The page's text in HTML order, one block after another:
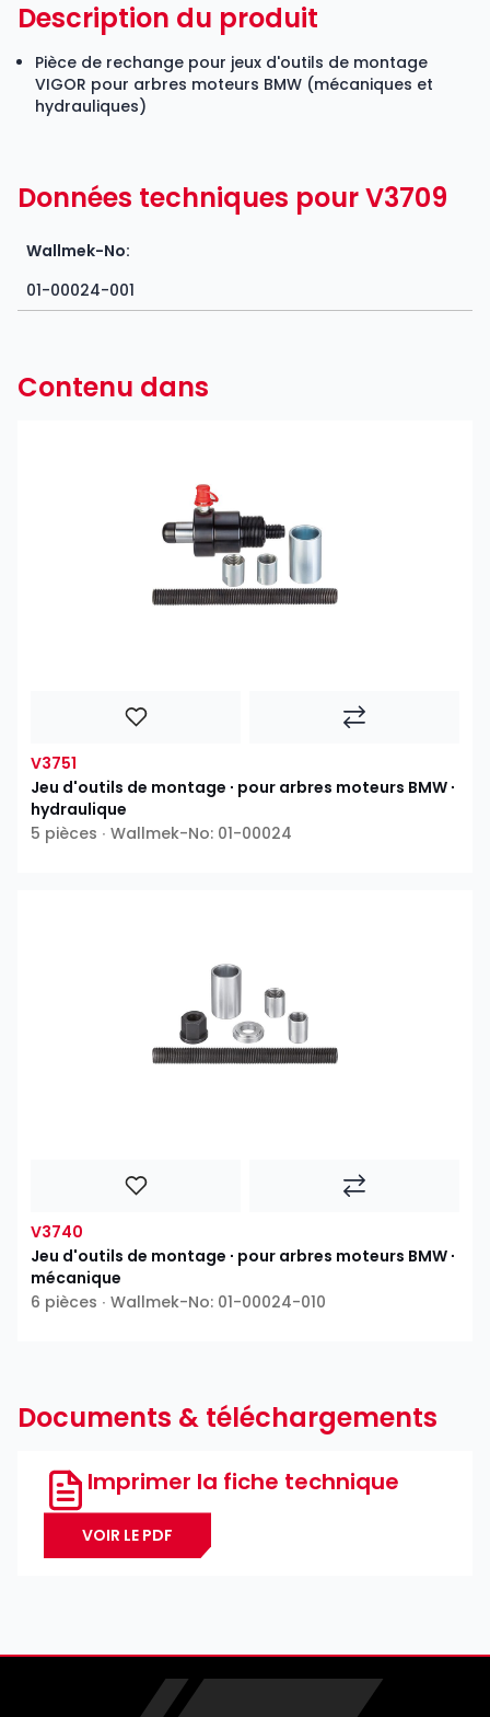
Description du produit
Pièce de rechange pour jeux d'outils de montage
VIGOR pour arbres moteurs BMW (mécaniques et
hydrauliques)
Données techniques pour V3709
Wallmek-No:
01-00024-001
Contenu dans
V3751
Jeu d'outils de montage ∙ pour arbres moteurs BMW ∙
hydraulique
5 pièces ∙ Wallmek-No: 01-00024
V3740
Jeu d'outils de montage ∙ pour arbres moteurs BMW ∙
mécanique
6 pièces ∙ Wallmek-No: 01-00024-010
Documents & téléchargements
Imprimer la fiche technique
VOIR LE PDF